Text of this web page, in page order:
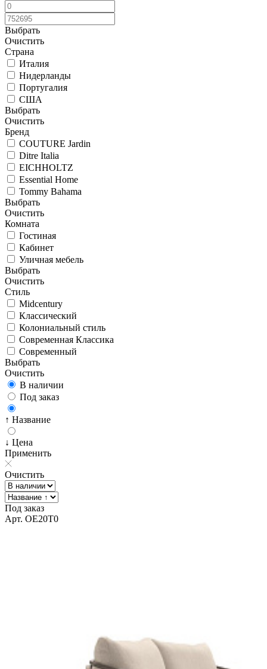
Выбрать
Очистить
Страна
Италия
Нидерланды
Португалия
США
Выбрать
Очистить
Бренд
COUTURE Jardin
Ditre Italia
EICHHOLTZ
Essential Home
Tommy Bahama
Выбрать
Очистить
Комната
Гостиная
Кабинет
Уличная мебель
Выбрать
Очистить
Стиль
Midcentury
Классический
Колониальный стиль
Современная Классика
Современный
Выбрать
Очистить
В наличии
Под заказ
↑ Название
↓ Цена
Применить
Очистить
Под заказ
Арт. OE20T0